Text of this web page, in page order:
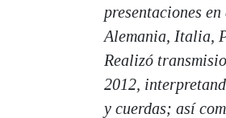
presentaciones
Alemania, Italia,
Realizó
2012,
y cuerdas; así